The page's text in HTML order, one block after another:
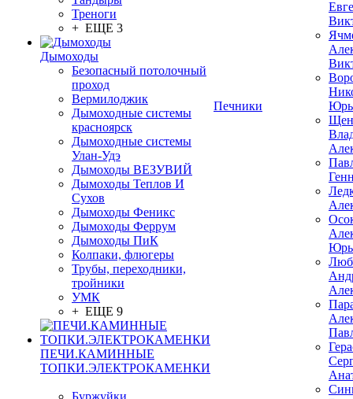
Треноги
+ ЕЩЕ 3
Дымоходы
Безопасный потолочный
проход
Вермилоджик
Дымоходные системы
красноярск
Дымоходные системы
Улан-Удэ
Дымоходы ВЕЗУВИЙ
Дымоходы Теплов И
Сухов
Дымоходы Феникс
Дымоходы Феррум
Дымоходы ПиК
Колпаки, флюгеры
Трубы, переходники,
тройники
УМК
+ ЕЩЕ 9
ПЕЧИ.КАМИННЫЕ
ТОПКИ.ЭЛЕКТРОКАМЕНКИ
Буржуйки
Печники